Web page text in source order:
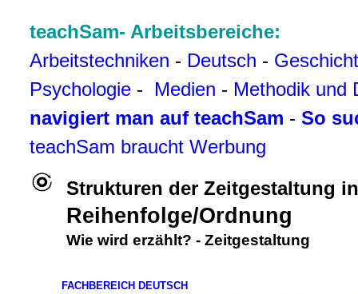
teachSam- Arbeitsbereiche:
Arbeitstechniken - Deutsch -
Psychologie - Medien - Methodik und
navigiert man auf teachSam - So
teachSam braucht Werbung
Strukturen der Zeitgestaltung
Reihenfolge/Ordnung
Wie wird erzählt? - Zeitgestaltung
FACHBEREICH DEUTSCH